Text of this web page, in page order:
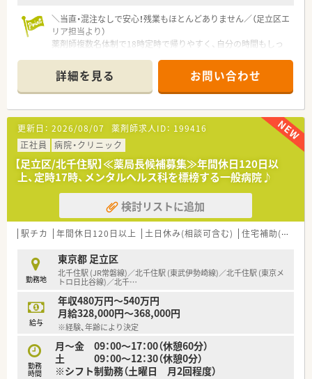
＼当直・混注なしで安心！残業もほとんどありません／（足立区エ
リア担当より）
薬剤師複数名体制で18時定時で帰りやすく、自分の時間もしっ
＊------------------------------------------＊
【病院について】
■最寄り駅である扇大橋駅から徒歩で1分という、通勤に非常に
便利な好立地に位置している一般病院となります。
■外科や消化器科など複数の科目を扱っており、外来は院外処方
がメインで月間3000枚から4000枚程度です。
■体制としては薬剤師が常勤2名と非常勤2名で在籍し、和気あ
いあいとした雰囲気の中で業務を進めています。
【募集背景と求める人物像について】
■欠員補充に伴い体制を強化するため、新たに活躍していただけ
る正社員薬剤師の採用を実施しております。
■病院経験者は歓迎いたしますが、意欲とお持ちの方であれば調
剤薬局出身や未経験の方でも大歓迎いたします。
な対応ができる方を広く求めています。
【職場環境と雰囲気】
■院内は清潔感に溢れたきれいな空間が広がっており、気持ち良
く日々の業務に集中して励むことができます。
■スタッフ同士の距離が近く風通しの良い職場で、困ったときも
気軽に周囲へ相談し合えるあたたかい雰囲気です。
■女性が多く活躍しているアットホームな職場であり、お互いに
フォローし合いながら働ける魅力があります。
詳細を見る お問い合わせ
更新日： 2026/08/07 薬剤師求人ID： 199416
正社員
病院・クリニック
【足立区/北千住駅】≪薬局長候補募集≫年間休日120日以
上、定時17時、メンタルヘルス科を標榜する一般病院♪
検討リストに追加
駅チカ 年間休日120日以上 土日休み(相談可含む) 住宅補助(手当)あり
勤務地
東京都 足立区
北千住駅 (JR常磐線)／北千住駅 (東武伊勢崎線)／北千住駅 (東京メ
トロ日比谷線)／北千…
給与
年収480万円～540万円
月給328,000円～368,000円
※経験、年齢により決定
勤務
時間
月～金 09：00～17：00（休憩60分）
土 09：00～12：30（休憩0分）
※シフト制勤務（土曜日 月2回程度）